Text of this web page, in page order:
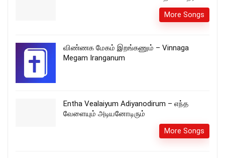
More Songs
விண்ணக மேகம் இறங்கணும் – Vinnaga
Megam Iranganum
Entha Vealaiyum Adiyanodirum – எந்த
வேளையும் அடியனோடிரும்
More Songs